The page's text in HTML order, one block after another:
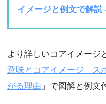
イメージと例文で解説
より詳しいコアイメージ
意味とコアイメージ｜ス
がる理由 」で図解と例文